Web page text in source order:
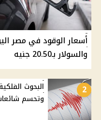
والسولار بـ20.50 جنيه
2
البحوث
وتحسم